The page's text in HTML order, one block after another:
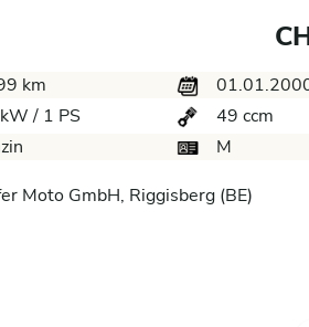
km
/ 1 PS
49 ccm
M
Moto GmbH, Riggisberg (BE)